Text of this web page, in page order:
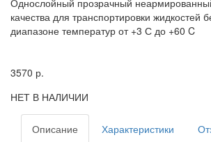
качества для транспортировки жидкостей
диапазоне температур от +3 С до +60 C
3570 р.
НЕТ В НАЛИЧИИ
Описание Характеристики